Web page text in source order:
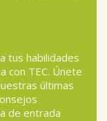
tus habilidades
con TEC. Únete
últimas
de entrada